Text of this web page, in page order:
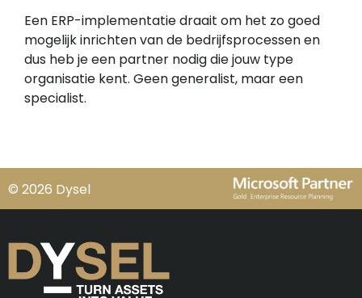
Een ERP-implementatie draait om het zo goed
mogelijk inrichten van de bedrijfsprocessen en
dus heb je een partner nodig die jouw type
organisatie kent. Geen generalist, maar een
specialist.
© 2026 Dysel